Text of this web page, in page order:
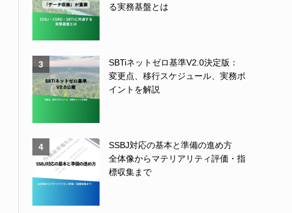
る実務基盤とは
3
SBTiネットゼロ基準V2.0決定版：
変更点、移行スケジュール、実務ポ
イントを解説
4
SSBJ対応の基本と準備の進め方
全体像からマテリアリティ評価・指
標収集まで